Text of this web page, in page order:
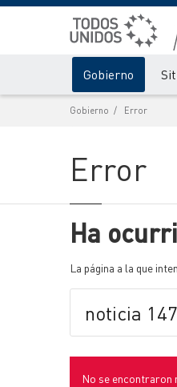
Gobierno
Gobierno Error
Error
Ha
La página a la que
No se encontraron